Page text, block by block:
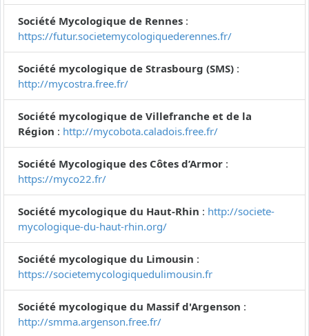
Société Mycologique de Rennes :
https://futur.societemycologiquederennes.fr/
Société mycologique de Strasbourg (SMS) :
http://mycostra.free.fr/
Société mycologique de Villefranche et de la
Région : http://mycobota.caladois.free.fr/
Société Mycologique des Côtes d’Armor :
https://myco22.fr/
Société mycologique du Haut-Rhin : http://societe-
mycologique-du-haut-rhin.org/
Société mycologique du Limousin :
https://societemycologiquedulimousin.fr
Société mycologique du Massif d'Argenson :
http://smma.argenson.free.fr/